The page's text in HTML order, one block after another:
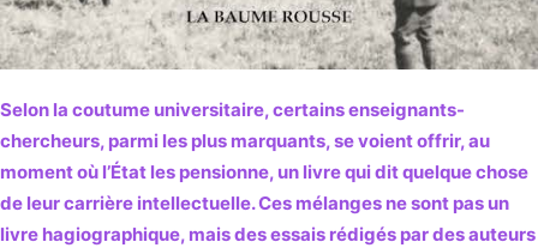
Selon la coutume universitaire, certains enseignants-
chercheurs, parmi les plus marquants, se voient offrir, au
moment où l’État les pensionne, un livre qui dit quelque chose
de leur carrière intellectuelle. Ces mélanges ne sont pas un
livre hagiographique, mais des essais rédigés par des auteurs